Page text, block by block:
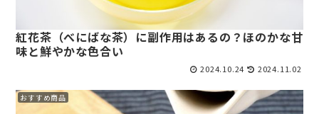
紅花茶（べにばな茶）に副作用はあるの？ほのかな甘
味と鮮やかな色合い
2024.10.24 2024.11.02
おすすめ商品